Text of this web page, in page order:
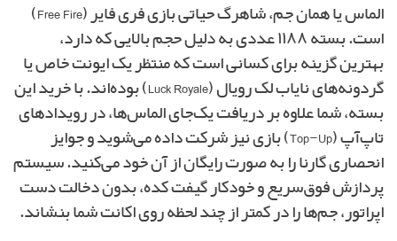
الماس یا همان جم، شاهرگ حیاتی بازی فری فایر (Free Fire)
است. بسته ۱۱۸۸ عددی به دلیل حجم بالایی که دارد،
بهترین گزینه برای کسانی است که منتظر یک ایونت خاص یا
گردونه‌های نایاب لک رویال (Luck Royale) بوده‌اند. با خرید این
بسته، شما علاوه بر دریافت یک‌جای الماس‌ها، در رویدادهای
تاپ‌آپ (Top-Up) بازی نیز شرکت داده می‌شوید و جوایز
انحصاری گارنا را به صورت رایگان از آن خود می‌کنید. سیستم
پردازش فوق‌سریع و خودکار گیفت کده، بدون دخالت دست
اپراتور، جم‌ها را در کمتر از چند لحظه روی اکانت شما بنشاند.